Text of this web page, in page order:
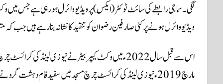
لگی۔ سماجی رابطے کی سائٹ ٹوئٹر (ایکس) پر ویڈیو وائرل ہورہی ہے جس میں
ویڈیو وائرل ہونے پر کئی صارفین رضوان کو تنقید کا نشانہ بنارہے ہیں جب